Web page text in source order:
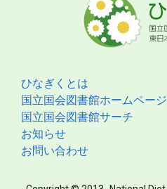
ひなぎくとは
国立国会図書館ホームページ
国立国会図書館サーチ
お知らせ
お問い合わせ